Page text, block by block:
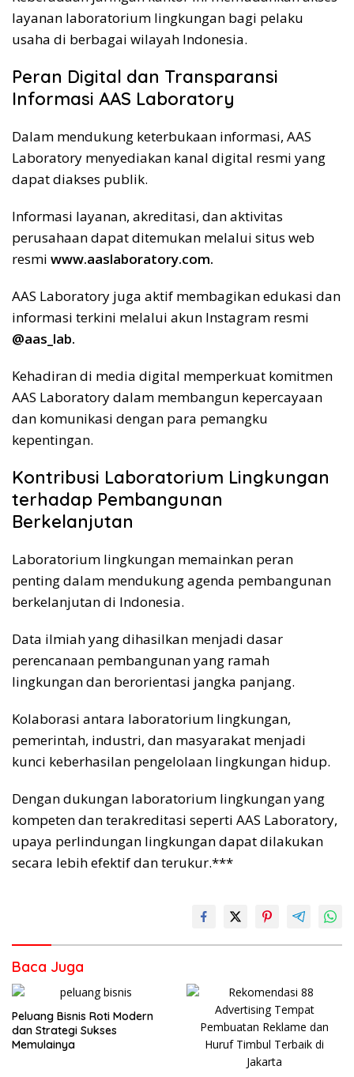
layanan laboratorium lingkungan bagi pelaku
usaha di berbagai wilayah Indonesia.
Peran Digital dan Transparansi
Informasi AAS Laboratory
Dalam mendukung keterbukaan informasi, AAS
Laboratory menyediakan kanal digital resmi yang
dapat diakses publik.
Informasi layanan, akreditasi, dan aktivitas
perusahaan dapat ditemukan melalui situs web
resmi www.aaslaboratory.com.
AAS Laboratory juga aktif membagikan edukasi dan
informasi terkini melalui akun Instagram resmi
@aas_lab.
Kehadiran di media digital memperkuat komitmen
AAS Laboratory dalam membangun kepercayaan
dan komunikasi dengan para pemangku
kepentingan.
Kontribusi Laboratorium Lingkungan
terhadap Pembangunan
Berkelanjutan
Laboratorium lingkungan memainkan peran
penting dalam mendukung agenda pembangunan
berkelanjutan di Indonesia.
Data ilmiah yang dihasilkan menjadi dasar
perencanaan pembangunan yang ramah
lingkungan dan berorientasi jangka panjang.
Kolaborasi antara laboratorium lingkungan,
pemerintah, industri, dan masyarakat menjadi
kunci keberhasilan pengelolaan lingkungan hidup.
Dengan dukungan laboratorium lingkungan yang
kompeten dan terakreditasi seperti AAS Laboratory,
upaya perlindungan lingkungan dapat dilakukan
secara lebih efektif dan terukur.***
Baca Juga
Peluang Bisnis Roti Modern
dan Strategi Sukses
Memulainya